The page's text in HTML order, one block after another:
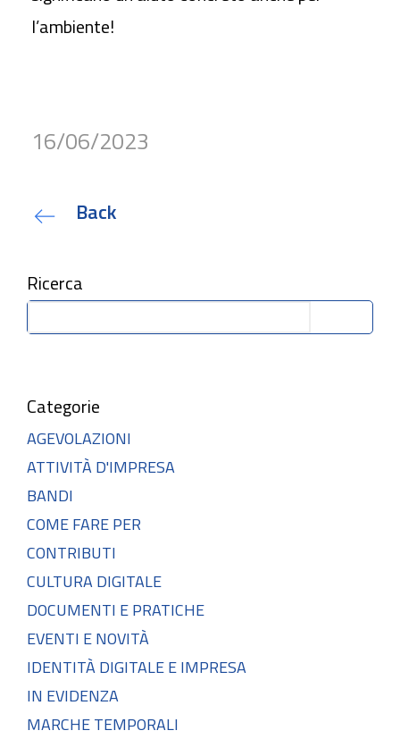
l’ambiente!
16/06/2023
Back
Ricerca
Categorie
AGEVOLAZIONI
ATTIVITÀ D'IMPRESA
BANDI
COME FARE PER
CONTRIBUTI
CULTURA DIGITALE
DOCUMENTI E PRATICHE
EVENTI E NOVITÀ
IDENTITÀ DIGITALE E IMPRESA
IN EVIDENZA
MARCHE TEMPORALI